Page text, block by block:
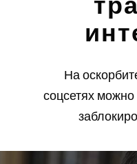
На
соцсетях